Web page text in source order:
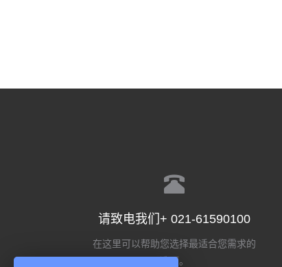
请致电我们+ 021-61590100
在这里可以帮助您选择最适合您需求的
选项。